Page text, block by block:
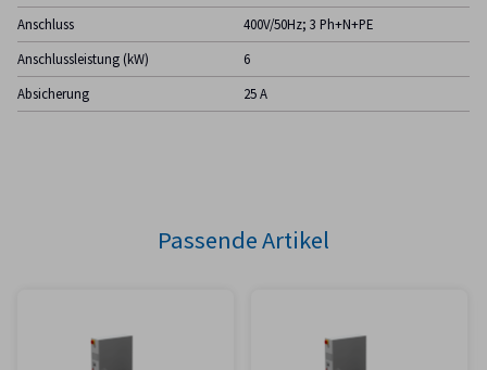
Anschluss
400V/50Hz; 3 Ph+N+PE
Anschlussleistung (kW)
6
Absicherung
25 A
Passende Artikel